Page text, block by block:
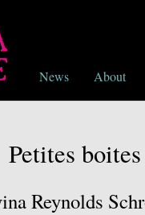
News About
Petites boites
Reynolds